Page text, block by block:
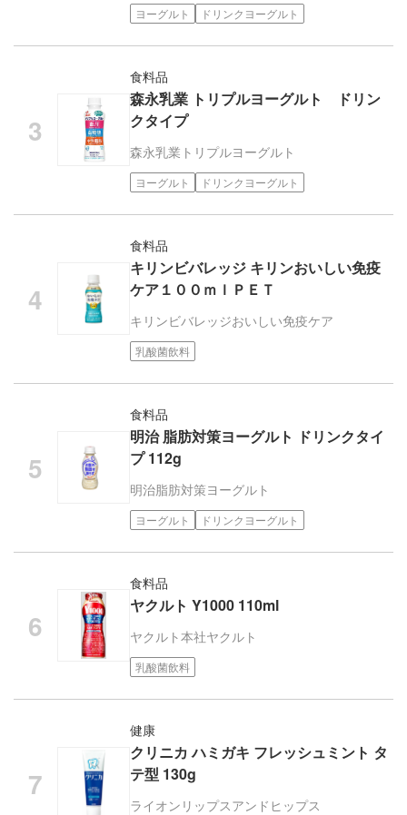
ヨーグルト ドリンクヨーグルト
食料品
森永乳業 トリプルヨーグルト ドリン
クタイプ
森永乳業 トリプルヨーグルト
ヨーグルト ドリンクヨーグルト
食料品
キリンビバレッジ キリンおいしい免疫
ケア１００ｍｌＰＥＴ
キリンビバレッジおいしい免疫ケア
乳酸菌飲料
食料品
明治 脂肪対策ヨーグルト ドリンクタイ
プ 112g
明治脂肪対策ヨーグルト
ヨーグルト ドリンクヨーグルト
食料品
ヤクルト Y1000 110ml
ヤクルト本社ヤクルト
乳酸菌飲料
健康
クリニカ ハミガキ フレッシュミント タ
テ型 130g
ライオン リップスアンドヒップス